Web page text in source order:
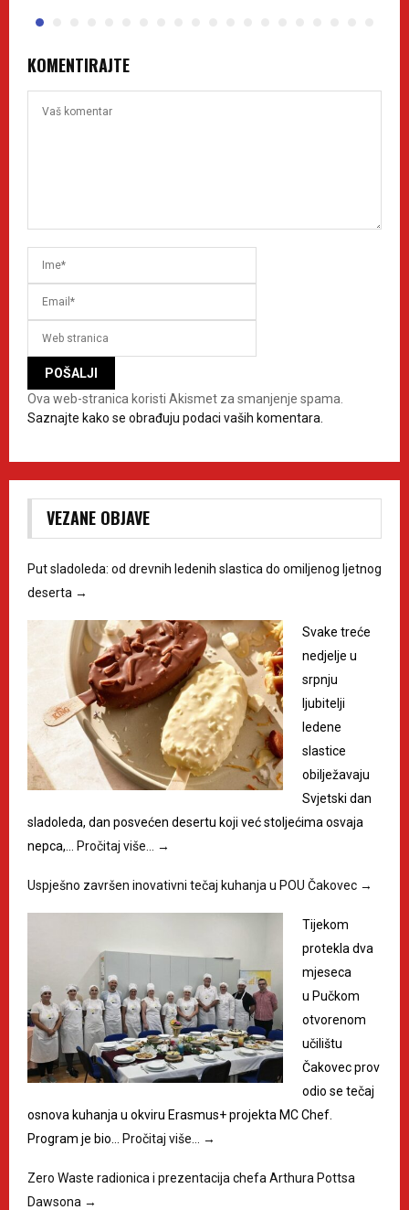
KOMENTIRAJTE
Ova web-stranica koristi Akismet za smanjenje spama.
Saznajte kako se obrađuju podaci vaših komentara.
VEZANE OBJAVE
Put sladoleda: od drevnih ledenih slastica do omiljenog ljetnog
deserta →
Svake treće
nedjelje u
srpnju
ljubitelji
ledene
slastice
obilježavaju
Svjetski dan
sladoleda, dan posvećen desertu koji već stoljećima osvaja
nepca,…
Pročitaj više… →
Uspješno završen inovativni tečaj kuhanja u POU Čakovec →
Tijekom
protekla dva
mjeseca
u Pučkom
otvorenom
učilištu
Čakovec prov
odio se tečaj
osnova kuhanja u okviru Erasmus+ projekta MC Chef.
Program je bio…
Pročitaj više… →
Zero Waste radionica i prezentacija chefa Arthura Pottsa
Dawsona →